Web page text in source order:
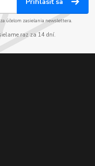
za účelom zasielania newslettera.
raz za 14 dní.